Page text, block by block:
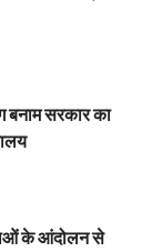
बनाम सरकार का
के आंदोलन से